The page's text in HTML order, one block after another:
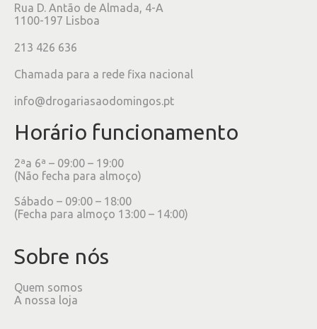
Rua D. Antão de Almada, 4-A
1100-197 Lisboa
213 426 636
Chamada para a rede fixa nacional
info@drogariasaodomingos.pt
Horário funcionamento
2ªa 6ª – 09:00 – 19:00
(Não fecha para almoço)
Sábado – 09:00 – 18:00
(Fecha para almoço 13:00 – 14:00)
Sobre nós
Quem somos
A nossa loja